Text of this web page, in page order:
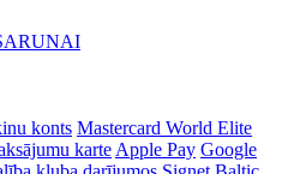
konts Mastercard World Elite
karte Apple Pay Google